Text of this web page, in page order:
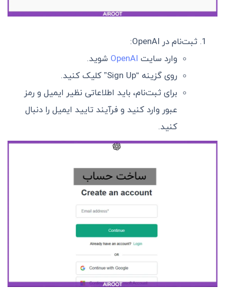
ثبت‌نام در OpenAI:
وارد سایت OpenAI شوید.
روی گزینه “Sign Up” کلیک کنید.
برای ثبت‌نام، باید اطلاعاتی نظیر ایمیل و رمز
عبور وارد کنید و فرآیند تایید ایمیل را دنبال
کنید.